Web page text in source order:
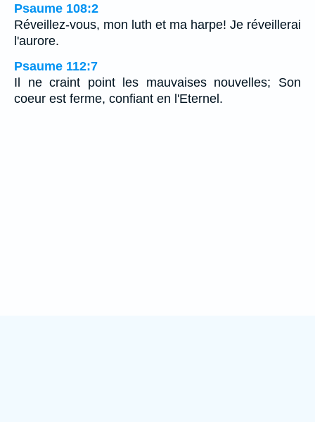
Psaume 108:2
Réveillez-vous, mon luth et ma harpe! Je réveillerai
l'aurore.
Psaume 112:7
Il ne craint point les mauvaises nouvelles; Son
coeur est ferme, confiant en l'Eternel.